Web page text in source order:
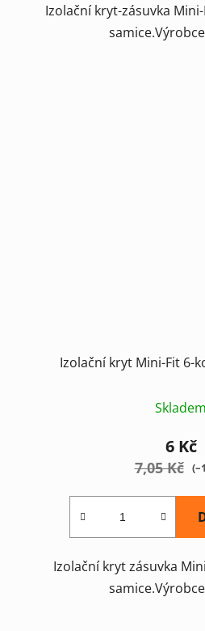
Izolační kryt-zásuvka
Izolační kryt Mini-Fit 6-
Skladem
6 Kč
7,05 Kč
Izolační kryt zásuvka